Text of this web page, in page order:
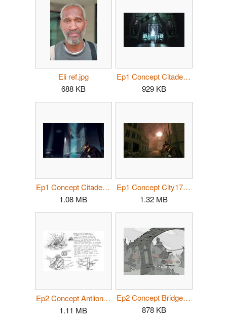
Eli ref.jpg
688 KB
Ep1 Concept Citadel 01.jpg
929 KB
Ep1 Concept Citadel 02.jpg
1.08 MB
Ep1 Concept City17.jpg
1.32 MB
Ep2 Concept AntlionTunnels.jpg
1.11 MB
Ep2 Concept Bridge.jpg
878 KB